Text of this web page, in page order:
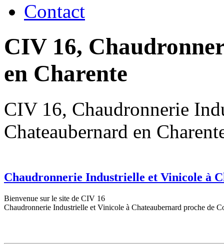
Contact
CIV 16,
en Charente
CIV 16, Chaudronnerie
Chateaubernard en
Chaudronnerie Industrielle et Vinicole à
Bienvenue sur le site de CIV 16
Chaudronnerie Industrielle et Vinicole à Chateaubernard proche de